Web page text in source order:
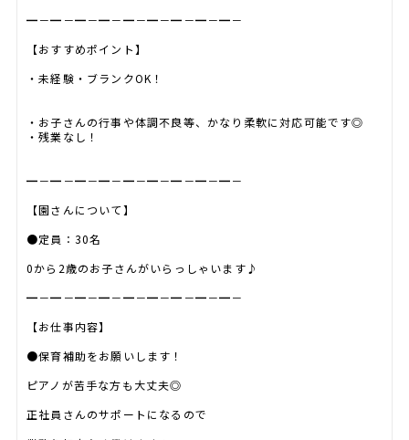
━－━－━－━－━－━－━－━－━－
【おすすめポイント】
・未経験・ブランクOK！
・お子さんの行事や体調不良等、かなり柔軟に対応可能です◎
・残業なし！
━－━－━－━－━－━－━－━－━－
【園さんについて】
●定員：30名
0から2歳のお子さんがいらっしゃいます♪
━－━－━－━－━－━－━－━－━－
【お仕事内容】
●保育補助をお願いします！
ピアノが苦手な方も大丈夫◎
正社員さんのサポートになるので